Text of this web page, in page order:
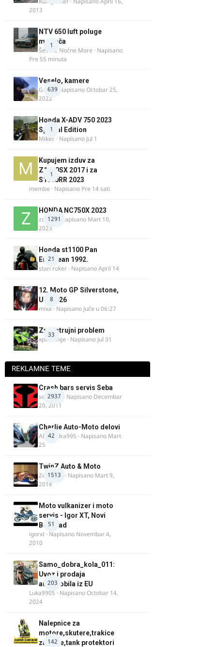
2013
1
NTV 650 luft poluge
menjača
Ševa iz Noćne More · Napisano
Pre 55 minuta
639
Veselo, kamere
GR 46· NapisanoOctobar 25,
2022
1
Honda X-ADV 750 2023
Special Edition
Mikec · Napisano Jul 1
1
Kupujem izduv za
Z1000SX 2017 i za
S1000RR 2023
membe · Napisano Pre 14 sati
1291
HONDA NC750X 2023
zdelija· Napisano Mart 10,
2023
21
Honda st1100 Pan
European 1992.
stari roker · NapisanoApril 14
8
12. Moto GP Silverstone,
UK, 2026
mixa · Napisano Juče u 06:27
33
Zx9r strujni problem
xpetronije · Napisano Jul 31
REKLAMNE TEME
2937
Crash bars servis Seba
seba011 · Napisano Decembar
20, 2011
42
Charlie Auto-Moto delovi
Alexandra995 · Napisano Mart
25
1513
TwinZ Auto & Moto
Zeljkamp · Napisano Mart 9,
2018
51
Moto vulkanizer i moto
servis - Igor XT, Novi
Beograd
igorxt · Napisano Novembar 4,
2010
203
Samo_dobra_kola_011:
Uvoz i prodaja
automobila iz EU
Luka9905 · NapisanoOctobar 14,
2024
142
Nalepnice za
motore,skutere,trakice
za felne,tank protektori